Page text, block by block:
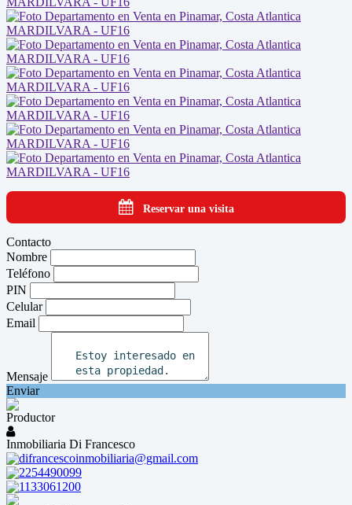
Reservar una visita
Contacto
Nombre
Teléfono
PIN
Celular
Email
Mensaje
Enviar
Productor
Inmobiliaria Di Francesco
difrancescoinmobiliaria@gmail.com
2254490099
1133061200